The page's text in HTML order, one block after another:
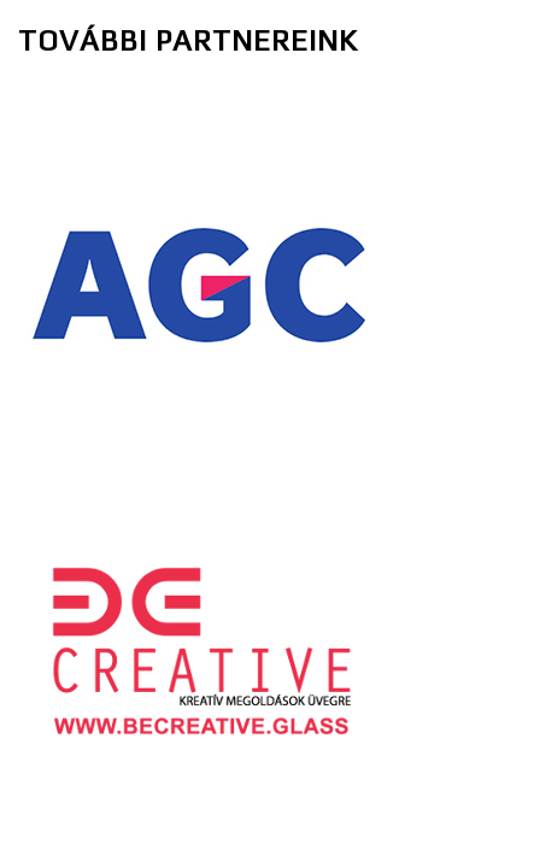
TOVÁBBI PARTNEREINK